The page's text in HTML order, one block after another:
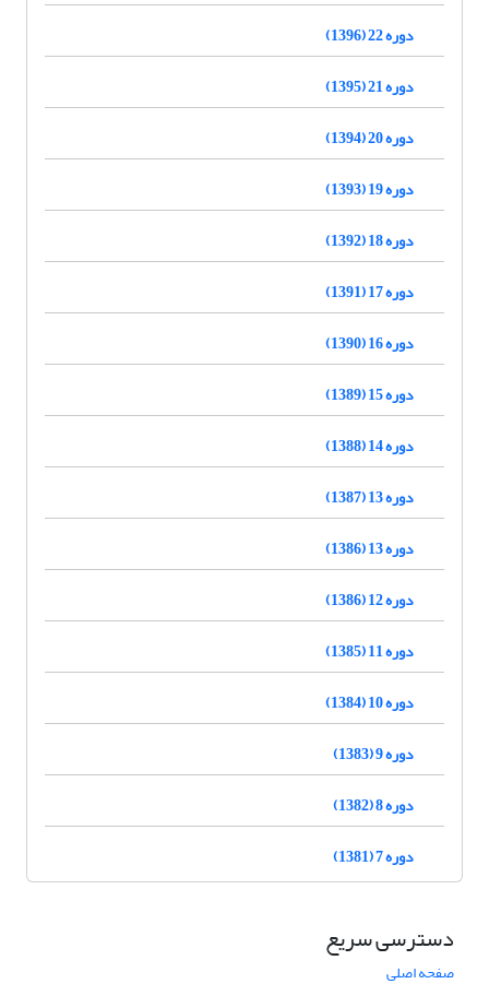
دوره 22 (1396)
دوره 21 (1395)
دوره 20 (1394)
دوره 19 (1393)
دوره 18 (1392)
دوره 17 (1391)
دوره 16 (1390)
دوره 15 (1389)
دوره 14 (1388)
دوره 13 (1387)
دوره 13 (1386)
دوره 12 (1386)
دوره 11 (1385)
دوره 10 (1384)
دوره 9 (1383)
دوره 8 (1382)
دوره 7 (1381)
دسترسی سریع
صفحه اصلی